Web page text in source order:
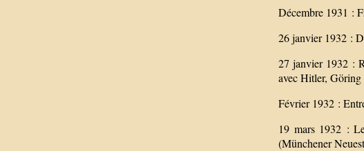
Décembre 1931 :
26 janvier 1932 :
27 janvier 1932 :
avec Hitler, Göring
Février 1932 :
19 mars 1932 :
(Münchener